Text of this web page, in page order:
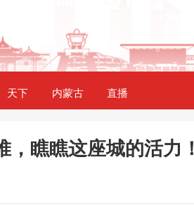
天下 内蒙古 直播
，瞧瞧这座城的活力！